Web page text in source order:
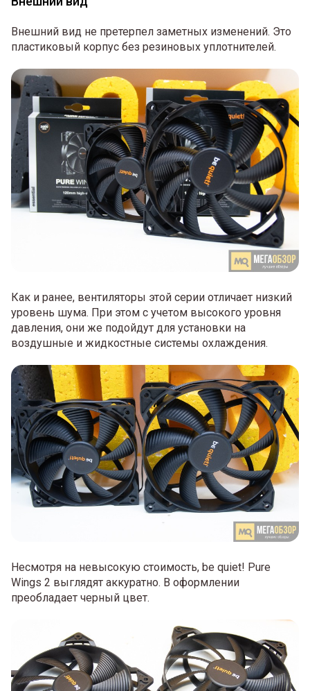
Внешний вид не претерпел заметных изменений. Это
пластиковый корпус без резиновых уплотнителей.
Как и ранее, вентиляторы этой серии отличает низкий
уровень шума. При этом с учетом высокого уровня
давления, они же подойдут для установки на
воздушные и жидкостные системы охлаждения.
Несмотря на невысокую стоимость, be quiet! Pure
Wings 2 выглядят аккуратно. В оформлении
преобладает черный цвет.